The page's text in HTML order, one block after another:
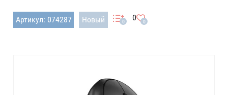
Артикул: 074287 Новый 0 0 0